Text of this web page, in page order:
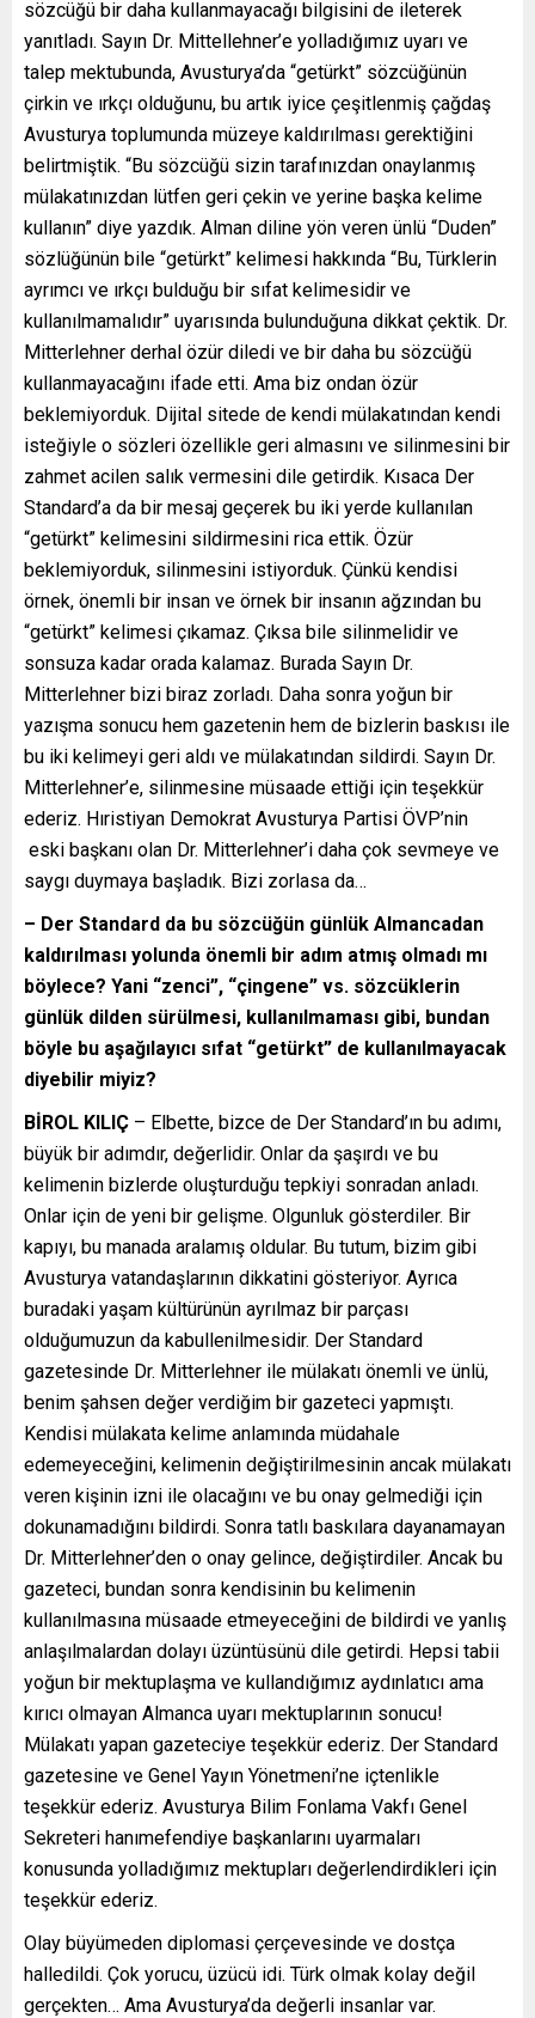
sözcüğü bir daha kullanmayacağı bilgisini de ileterek
yanıtladı. Sayın Dr. Mittellehner’e yolladığımız uyarı ve
talep mektubunda, Avusturya’da “getürkt” sözcüğünün
çirkin ve ırkçı olduğunu, bu artık iyice çeşitlenmiş çağdaş
Avusturya toplumunda müzeye kaldırılması gerektiğini
belirtmiştik. “Bu sözcüğü sizin tarafınızdan onaylanmış
mülakatınızdan lütfen geri çekin ve yerine başka kelime
kullanın” diye yazdık. Alman diline yön veren ünlü “Duden”
sözlüğünün bile “getürkt” kelimesi hakkında “Bu, Türklerin
ayrımcı ve ırkçı bulduğu bir sıfat kelimesidir ve
kullanılmamalıdır” uyarısında bulunduğuna dikkat çektik. Dr.
Mitterlehner derhal özür diledi ve bir daha bu sözcüğü
kullanmayacağını ifade etti. Ama biz ondan özür
beklemiyorduk. Dijital sitede de kendi mülakatından kendi
isteğiyle o sözleri özellikle geri almasını ve silinmesini bir
zahmet acilen salık vermesini dile getirdik. Kısaca Der
Standard’a da bir mesaj geçerek bu iki yerde kullanılan
“getürkt” kelimesini sildirmesini rica ettik. Özür
beklemiyorduk, silinmesini istiyorduk. Çünkü kendisi
örnek, önemli bir insan ve örnek bir insanın ağzından bu
“getürkt” kelimesi çıkamaz. Çıksa bile silinmelidir ve
sonsuza kadar orada kalamaz. Burada Sayın Dr.
Mitterlehner bizi biraz zorladı. Daha sonra yoğun bir
yazışma sonucu hem gazetenin hem de bizlerin baskısı ile
bu iki kelimeyi geri aldı ve mülakatından sildirdi. Sayın Dr.
Mitterlehner’e, silinmesine müsaade ettiği için teşekkür
ederiz. Hıristiyan Demokrat Avusturya Partisi ÖVP’nin
eski başkanı olan Dr. Mitterlehner’i daha çok sevmeye ve
saygı duymaya başladık. Bizi zorlasa da…
– Der Standard da bu sözcüğün günlük Almancadan
kaldırılması yolunda önemli bir adım atmış olmadı mı
böylece? Yani “zenci”, “çingene” vs. sözcüklerin
günlük dilden sürülmesi, kullanılmaması gibi, bundan
böyle bu aşağılayıcı sıfat “getürkt” de kullanılmayacak
diyebilir miyiz?
BİROL KILIÇ – Elbette, bizce de Der Standard’ın bu adımı,
büyük bir adımdır, değerlidir. Onlar da şaşırdı ve bu
kelimenin bizlerde oluşturduğu tepkiyi sonradan anladı.
Onlar için de yeni bir gelişme. Olgunluk gösterdiler. Bir
kapıyı, bu manada aralamış oldular. Bu tutum, bizim gibi
Avusturya vatandaşlarının dikkatini gösteriyor. Ayrıca
buradaki yaşam kültürünün ayrılmaz bir parçası
olduğumuzun da kabullenilmesidir. Der Standard
gazetesinde Dr. Mitterlehner ile mülakatı önemli ve ünlü,
benim şahsen değer verdiğim bir gazeteci yapmıştı.
Kendisi mülakata kelime anlamında müdahale
edemeyeceğini, kelimenin değiştirilmesinin ancak mülakatı
veren kişinin izni ile olacağını ve bu onay gelmediği için
dokunamadığını bildirdi. Sonra tatlı baskılara dayanamayan
Dr. Mitterlehner’den o onay gelince, değiştirdiler. Ancak bu
gazeteci, bundan sonra kendisinin bu kelimenin
kullanılmasına müsaade etmeyeceğini de bildirdi ve yanlış
anlaşılmalardan dolayı üzüntüsünü dile getirdi. Hepsi tabii
yoğun bir mektuplaşma ve kullandığımız aydınlatıcı ama
kırıcı olmayan Almanca uyarı mektuplarının sonucu!
Mülakatı yapan gazeteciye teşekkür ederiz. Der Standard
gazetesine ve Genel Yayın Yönetmeni’ne içtenlikle
teşekkür ederiz. Avusturya Bilim Fonlama Vakfı Genel
Sekreteri hanımefendiye başkanlarını uyarmaları
konusunda yolladığımız mektupları değerlendirdikleri için
teşekkür ederiz.
Olay büyümeden diplomasi çerçevesinde ve dostça
halledildi. Çok yorucu, üzücü idi. Türk olmak kolay değil
gerçekten… Ama Avusturya’da değerli insanlar var.